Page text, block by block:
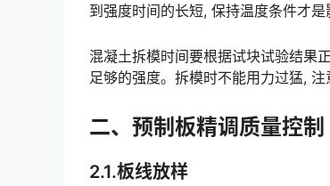
到强度时间的长短, 保持温度条件才
混凝土拆模时间要根据试块试验结果
足够的强度。拆模时不能用力过猛, 注
二、预制板精调质量控制
2.1.板线放样